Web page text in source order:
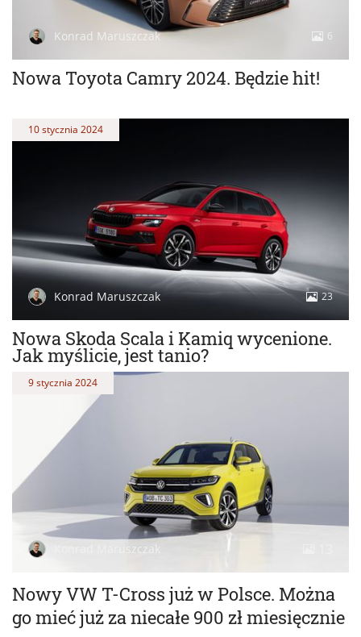
Nowa Toyota Camry 2024. Będzie hit!
Konrad Maruszczak 6
Nowa Skoda Scala i Kamiq wycenione.
Jak myślicie, jest tanio?
10 stycznia 2024
Konrad Maruszczak 23
Nowy VW T-Cross już w Polsce. Można
go mieć już za niecałe 900 zł miesięcznie
9 stycznia 2024
Konrad Maruszczak